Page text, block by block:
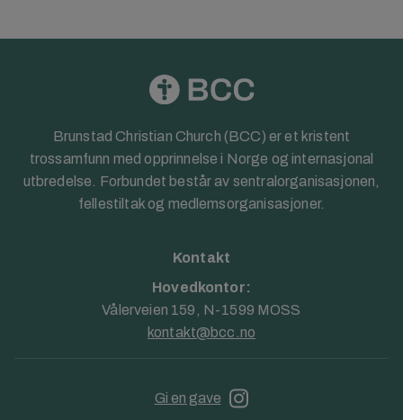
Brunstad Christian Church (BCC) er et kristent
trossamfunn med opprinnelse i Norge og internasjonal
utbredelse. Forbundet består av sentralorganisasjonen,
fellestiltak og medlemsorganisasjoner.
Kontakt
Hovedkontor:
Vålerveien 159, N-1599 MOSS
kontakt@bcc.no
Gi en gave